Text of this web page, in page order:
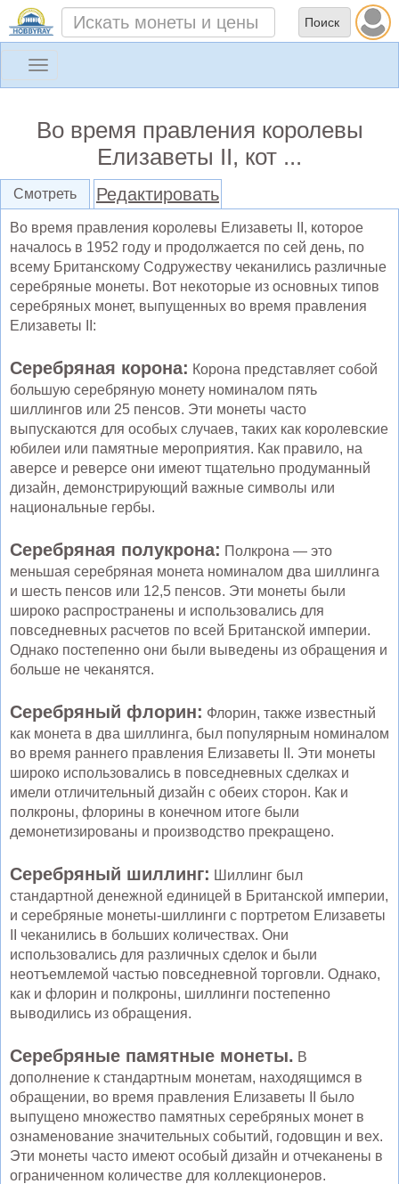
Toggle
Во время правления королевы
Елизаветы II, кот ...
Смотреть Редактировать
Во время правления королевы Елизаветы II, которое
началось в 1952 году и продолжается по сей день, по
всему Британскому Содружеству чеканились различные
серебряные монеты. Вот некоторые из основных типов
серебряных монет, выпущенных во время правления
Елизаветы II:
Серебряная корона: Корона представляет собой
большую серебряную монету номиналом пять
шиллингов или 25 пенсов. Эти монеты часто
выпускаются для особых случаев, таких как королевские
юбилеи или памятные мероприятия. Как правило, на
аверсе и реверсе они имеют тщательно продуманный
дизайн, демонстрирующий важные символы или
национальные гербы.
Серебряная полукрона: Полкрона — это
меньшая серебряная монета номиналом два шиллинга
и шесть пенсов или 12,5 пенсов. Эти монеты были
широко распространены и использовались для
повседневных расчетов по всей Британской империи.
Однако постепенно они были выведены из обращения и
больше не чеканятся.
Серебряный флорин: Флорин, также известный
как монета в два шиллинга, был популярным номиналом
во время раннего правления Елизаветы II. Эти монеты
широко использовались в повседневных сделках и
имели отличительный дизайн с обеих сторон. Как и
полкроны, флорины в конечном итоге были
демонетизированы и производство прекращено.
Серебряный шиллинг: Шиллинг был
стандартной денежной единицей в Британской империи,
и серебряные монеты-шиллинги с портретом Елизаветы
II чеканились в больших количествах. Они
использовались для различных сделок и были
неотъемлемой частью повседневной торговли. Однако,
как и флорин и полкроны, шиллинги постепенно
выводились из обращения.
Серебряные памятные монеты. В
дополнение к стандартным монетам, находящимся в
обращении, во время правления Елизаветы II было
выпущено множество памятных серебряных монет в
ознаменование значительных событий, годовщин и вех.
Эти монеты часто имеют особый дизайн и отчеканены в
ограниченном количестве для коллекционеров.